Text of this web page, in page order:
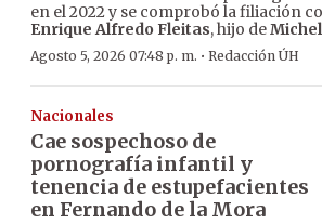
en el 2022 y se comprobó la filiación
Enrique Alfredo Fleitas, hijo de
Agosto 5, 2026 07:48 p. m. · Redacción ÚH
Nacionales
Cae sospechoso de
pornografía infantil y
tenencia de estupefacientes
en Fernando de la Mora